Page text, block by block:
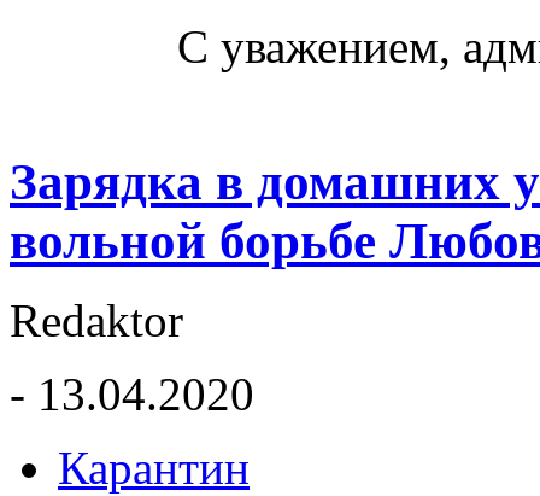
С уважением,
Зарядка в домашних
вольной борьбе
Redaktor
- 13.04.2020
Карантин